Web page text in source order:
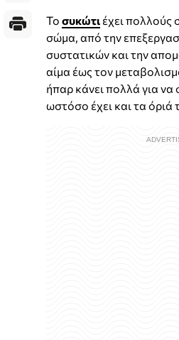
Το συκώτι έχει πολλούς
σώμα, από την
συστατικών και την
αίμα έως τον
ήπαρ κάνει πολλά για να
ωστόσο έχει και τα όριά